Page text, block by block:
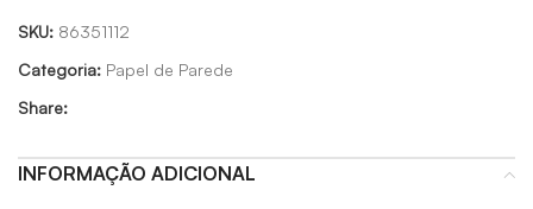
SKU: 86351112
Categoria: Papel de Parede
Share:
INFORMAÇÃO ADICIONAL